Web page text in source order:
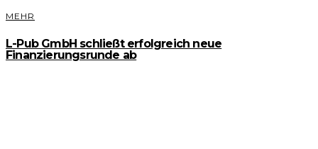
MEHR
L-Pub GmbH schließt erfolgreich neue
Finanzierungsrunde ab